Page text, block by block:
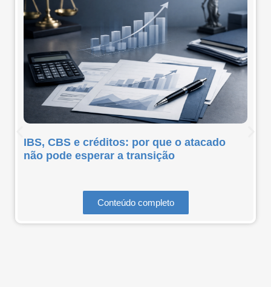
IBS, CBS e créditos: por que o atacado
não pode esperar a transição
Conteúdo completo